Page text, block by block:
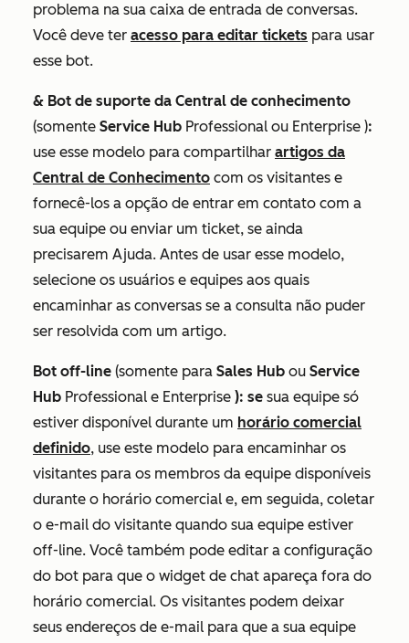
problema na sua caixa de entrada de conversas.
Você deve ter acesso para editar tickets para usar
esse bot.
& Bot de suporte da Central de conhecimento
(somente Service Hub Professional ou Enterprise ):
use esse modelo para compartilhar artigos da
Central de Conhecimento com os visitantes e
fornecê-los a opção de entrar em contato com a
sua equipe ou enviar um ticket, se ainda
precisarem Ajuda. Antes de usar esse modelo,
selecione os usuários e equipes aos quais
encaminhar as conversas se a consulta não puder
ser resolvida com um artigo.
Bot off-line (somente para Sales Hub ou Service
Hub Professional e Enterprise ): se sua equipe só
estiver disponível durante um horário comercial
definido, use este modelo para encaminhar os
visitantes para os membros da equipe disponíveis
durante o horário comercial e, em seguida, coletar
o e-mail do visitante quando sua equipe estiver
off-line. Você também pode editar a configuração
do bot para que o widget de chat apareça fora do
horário comercial. Os visitantes podem deixar
seus endereços de e-mail para que a sua equipe